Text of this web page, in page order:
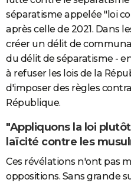
séparatisme appelée "loi
après celle de 2021. Dans
créer un délit de
du délit de séparatisme -
à refuser les lois de la
d'imposer des règles
République.
"Appliquons la loi
laïcité contre les
Ces révélations n'ont pas
oppositions. Sans grande